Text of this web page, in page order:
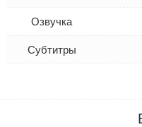
Озвучка
Субтитры